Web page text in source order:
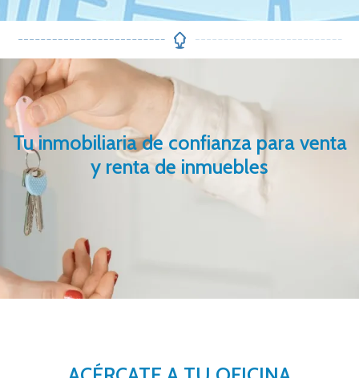
Tu inmobiliaria de confianza para venta
y renta de inmuebles